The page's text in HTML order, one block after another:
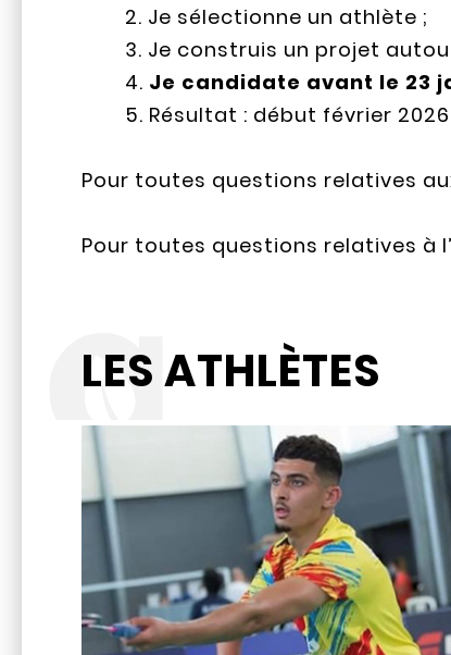
Je sélectionne un athlète ;
Je construis un projet
Je candidate avant le 23
Résultat : début février
Pour toutes questions relatives
Pour toutes questions relatives à
LES ATHLÈTES